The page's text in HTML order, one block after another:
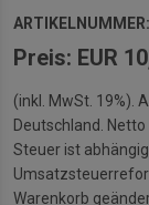
ARTIKELNUMMER:
Preis: EUR
(inkl. MwSt. 19%).
Deutschland. Netto
Steuer ist
Warenkorb